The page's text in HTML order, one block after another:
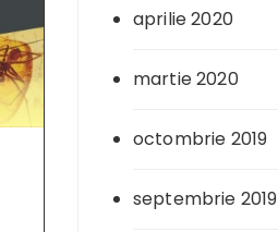
aprilie 2020
martie 2020
octombrie 2019
septembrie 2019